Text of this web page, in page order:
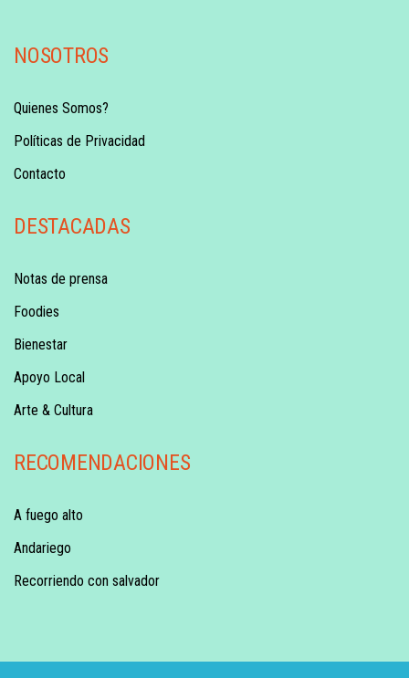
NOSOTROS
Quienes Somos?
Políticas de Privacidad
Contacto
DESTACADAS
Notas de prensa
Foodies
Bienestar
Apoyo Local
Arte & Cultura
RECOMENDACIONES
A fuego alto
Andariego
Recorriendo con salvador